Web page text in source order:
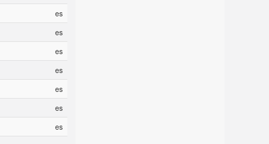
es
es
es
es
es
es
es